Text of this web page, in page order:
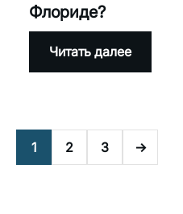
Флориде?
Читать далее:
образной
аварии
1 2 3